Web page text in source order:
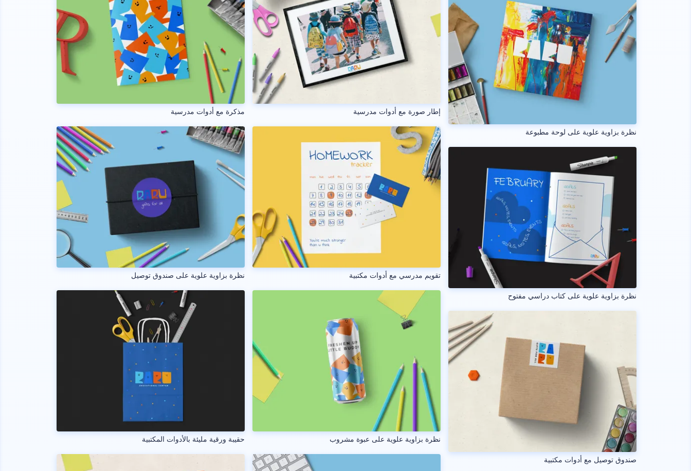
نظرة بزاوية علوية على لوحة مطبوعة
نظرة بزاوية علوية على كتاب دراسي مفتوح
صندوق توصيل مع أدوات مكتبية
إطار صورة مع أدوات مدرسية
تقويم مدرسي مع أدوات مكتبية
نظرة بزاوية علوية على عبوة مشروب
مذكرة مع أدوات مدرسية
نظرة بزاوية علوية على صندوق توصيل
حقيبة ورقية مليئة بالأدوات المكتبية